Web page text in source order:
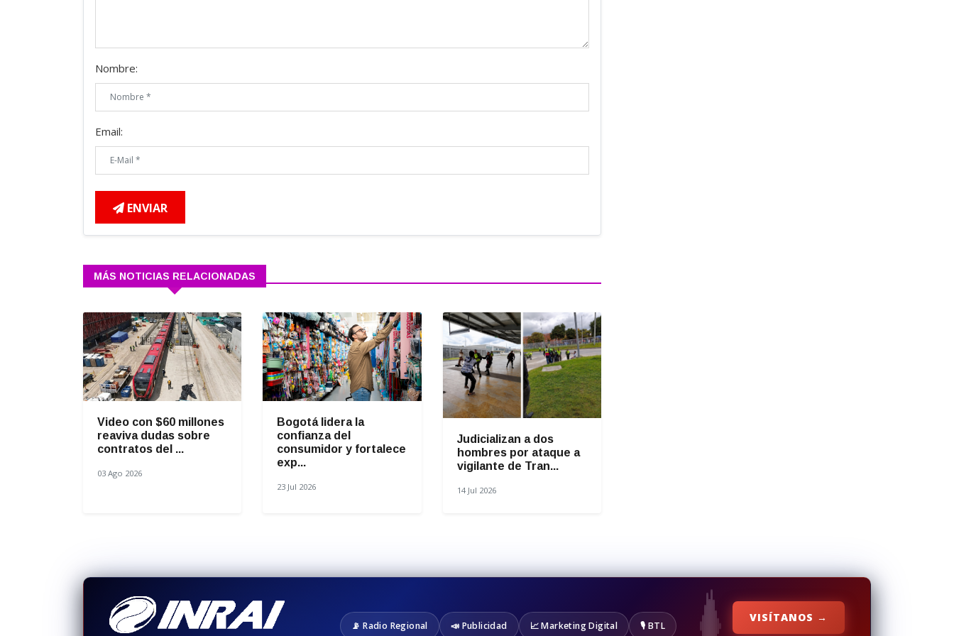
Nombre:
Email:
ENVIAR
MÁS NOTICIAS RELACIONADAS
Video con $60 millones
reaviva dudas sobre
contratos del ...
03 Ago 2026
Bogotá lidera la
confianza del
consumidor y fortalece
exp...
23 Jul 2026
Judicializan a dos
hombres por ataque a
vigilante de Tran...
14 Jul 2026
📡 Radio Regional 📣 Publicidad 📈 Marketing Digital 🎙️ BTL
VISÍTANOS →